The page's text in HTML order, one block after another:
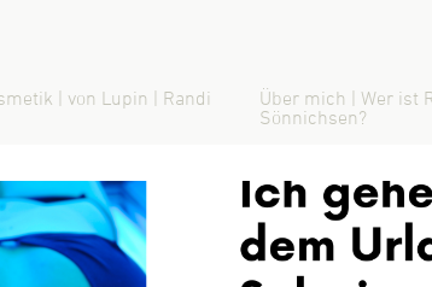
| von Lupin | Randi
Über mich | Wer ist
Sönnichsen?